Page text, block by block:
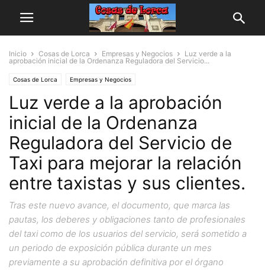
Inicio Cosas de Lorca Empresas y Negocios
Luz verde a la
aprobación inicial de la Ordenanza Reguladora del Servicio...
Cosas de Lorca Empresas y Negocios
Luz verde a la aprobación
inicial de la Ordenanza
Reguladora del Servicio de
Taxi para mejorar la relación
entre taxistas y sus clientes.
Tras este nuevo avance, el documento, que marca las
pautas, los deberes y obligaciones tanto de profesionales
del taxi como de los usuarios del servicio, será sometido a
un periodo de exposición pública durante un mes
previamente a su aprobación definitiva por el órgano